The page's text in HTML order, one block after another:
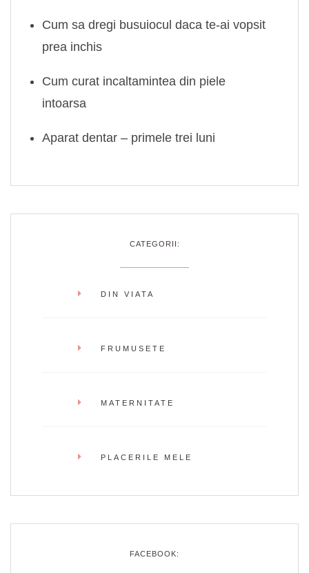
Cum sa dregi busuiocul daca te-ai vopsit
prea inchis
Cum curat incaltamintea din piele
intoarsa
Aparat dentar – primele trei luni
CATEGORII:
DIN VIATA
FRUMUSETE
MATERNITATE
PLACERILE MELE
FACEBOOK: